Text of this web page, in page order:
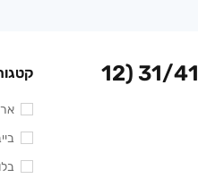
שקית נשיאה נייר פרחים 31/41+12 (12